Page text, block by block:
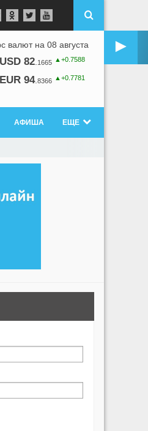
►
валют на 08 августа
82 1665 ▲+0.7588
94. 8366 ▲+0.7781
АФИША ЕЩЕ